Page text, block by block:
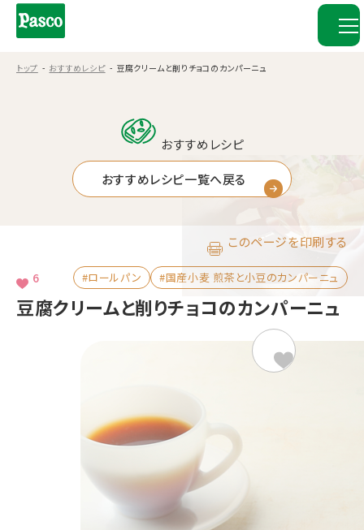
トップ おすすめレシピ 豆腐クリームと削りチョコのカンパーニュ
おすすめレシピ
おすすめレシピ一覧へ戻る
豆腐クリームと削りチョコのカンパーニュ
6 #ロールパン #国産小麦 煎茶と小豆のカンパーニュ
このページを印刷する